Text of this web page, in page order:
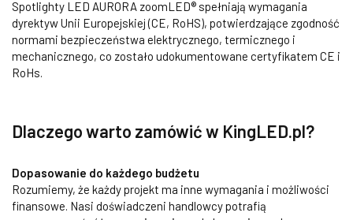
Spotlighty LED AURORA zoomLED® spełniają wymagania
dyrektyw Unii Europejskiej (CE, RoHS), potwierdzające zgodność
normami bezpieczeństwa elektrycznego, termicznego i
mechanicznego, co zostało udokumentowane certyfikatem CE i
RoHs.
Dlaczego warto zamówić w KingLED.pl?
Dopasowanie do każdego budżetu
Rozumiemy, że każdy projekt ma inne wymagania i możliwości
finansowe. Nasi doświadczeni handlowcy potrafią